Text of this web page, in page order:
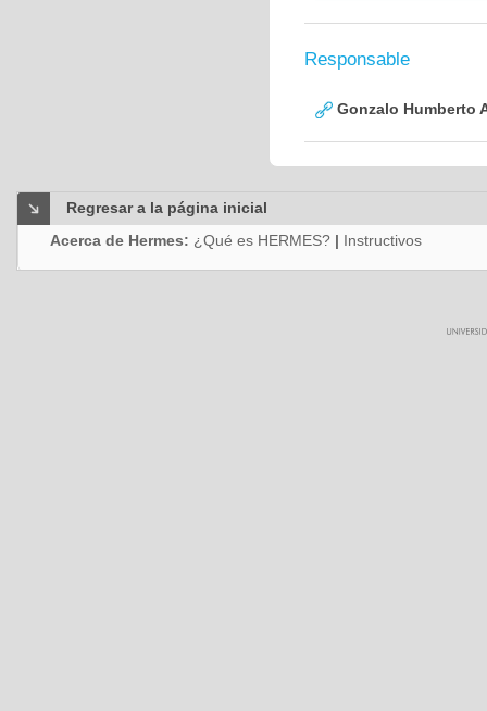
Responsable
Gonzalo Humberto
Regresar a la página inicial
Acerca de Hermes: ¿Qué es HERMES? | Instructivos